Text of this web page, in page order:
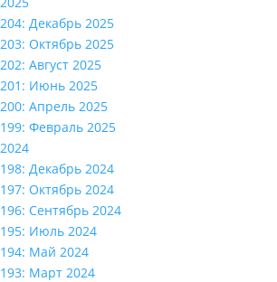
204: Декабрь 2025
203: Октябрь 2025
202: Август 2025
201: Июнь 2025
200: Апрель 2025
199: Февраль 2025
2024
198: Декабрь 2024
197: Октябрь 2024
196: Сентябрь 2024
195: Июль 2024
194: Май 2024
193: Март 2024